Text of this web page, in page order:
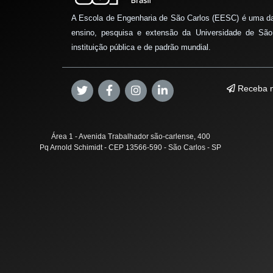
A Escola de Engenharia de São Carlos (EESC) é uma
ensino, pesquisa e extensão da Universidade de
instituição pública e de padrão mundial.
Receba
Área 1 - Avenida Trabalhador são-carlense, 400
Pq Arnold Schimidt - CEP 13566-590 - São Carlos - SP